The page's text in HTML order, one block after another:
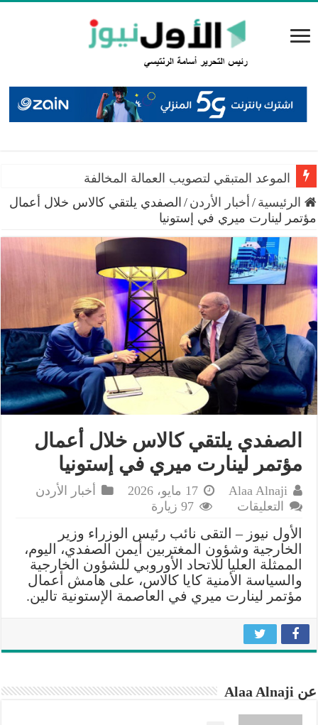
الموعد المتبقي لتصويب العمالة المخالفة
الرئيسية / أخبار الأردن / الصفدي يلتقي كالاس خلال أعمال
مؤتمر لينارت ميري في إستونيا
الصفدي يلتقي كالاس خلال أعمال
مؤتمر لينارت ميري في إستونيا
Alaa Alnaji 17 مايو، 2026
أخبار الأردن
التعليقات
يلتقي
كالاس
خلال
أعمال
مؤتمر
في
97 زيارة
الأول نيوز – التقى نائب رئيس الوزراء وزير
الخارجية وشؤون المغتربين أيمن الصفدي، اليوم،
الممثلة العليا للاتحاد الأوروبي للشؤون الخارجية
والسياسة الأمنية كايا كالاس، على هامش أعمال
مؤتمر لينارت ميري في العاصمة الإستونية تالين.
عن Alaa Alnaji